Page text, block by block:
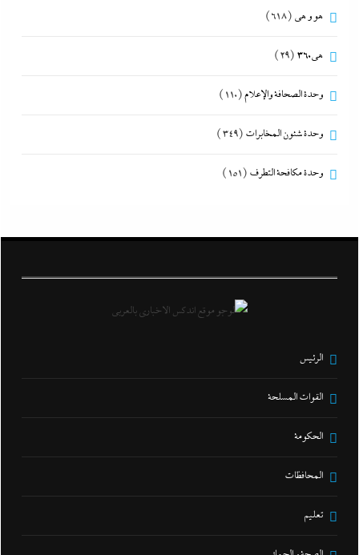
هو و هي (618)
هى360 (29)
وحدة الصحافة والإعلام(110)
وحدة شئون المخابرات (349)
وحدة مكافحة التطرف (151)
الرئيس
القوات المسلحة
الحكومة
المحافظات
تعليم